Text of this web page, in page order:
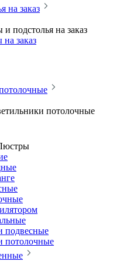
на заказ
подстолья на заказ
заказ
потолочные
подвесные
потолочные